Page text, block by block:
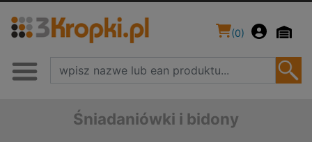
(0)
Śniadaniówki i bidony